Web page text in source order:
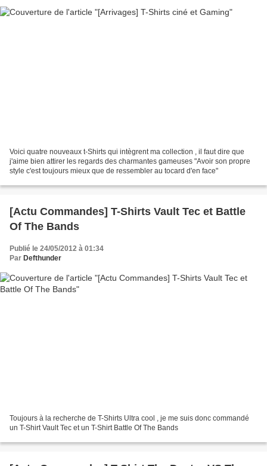
Voici quatre nouveaux t-Shirts qui intègrent ma collection , il faut dire que
j'aime bien attirer les regards des charmantes gameuses "Avoir son propre
style c'est toujours mieux que de ressembler au tocard d'en face"
[Actu Commandes] T-Shirts Vault Tec et Battle
Of The Bands
Publié le 24/05/2012 à 01:34
Par Defthunder
Toujours à la recherche de T-Shirts Ultra cool , je me suis donc commandé
un T-Shirt Vault Tec et un T-Shirt Battle Of The Bands